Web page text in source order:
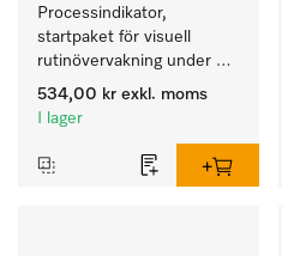
Processindikator,
startpaket för visuell
rutinövervakning under
disk- och
desinfektionsprocessen.
534,00 kr exkl. moms
I lager